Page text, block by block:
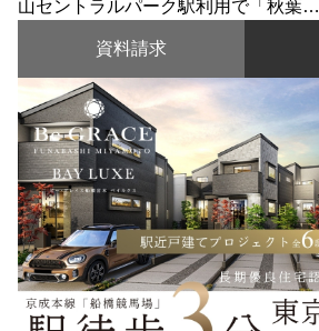
山セントラルパーク駅利用で「秋葉…
資料請求